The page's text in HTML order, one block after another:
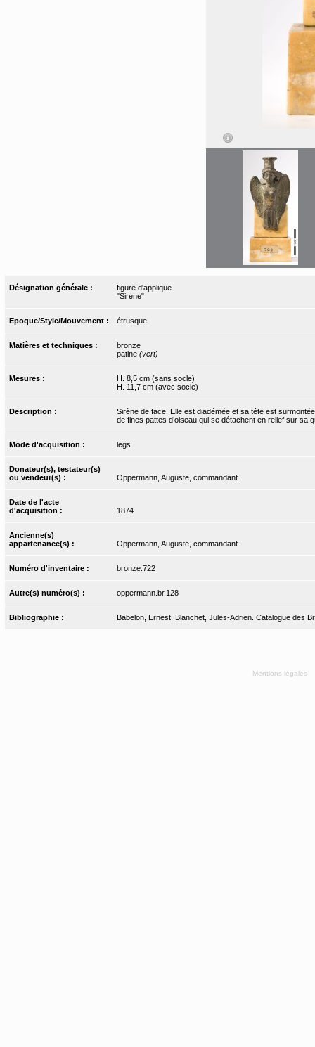
Désignation générale :
figure d'applique
"Sirène"
Epoque/Style/Mouvement : étrusque
Matières et techniques :
bronze
patine (vert)
Mesures :
H. 8,5 cm (sans socle)
H. 11,7 cm (avec socle)
Description :
Sirène de face. Elle est diadémée et sa tête est
de fines pattes d’oiseau qui se détachent en relief sur sa
Mode d'acquisition : legs
Donateur(s), testateur(s)
ou vendeur(s) :
Oppermann, Auguste, commandant
Date de l'acte
d'acquisition :
1874
Ancienne(s)
appartenance(s) :
Oppermann, Auguste, commandant
Numéro d'inventaire : bronze.722
Autre(s) numéro(s) : oppermann.br.128
Bibliographie : Babelon, Ernest, Blanchet, Jules-Adrien. Catalogue des
Mentions légales